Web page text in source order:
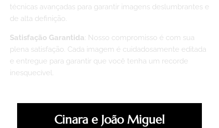
técnicas avançadas para garantir imagens deslumbrantes e
de alta definição.
Satisfação Garantida: Nosso compromisso é com sua
plena satisfação. Cada imagem é cuidadosamente editada
e entregue para garantir que você tenha um recorde
inesquecível.
Cinara e João Miguel